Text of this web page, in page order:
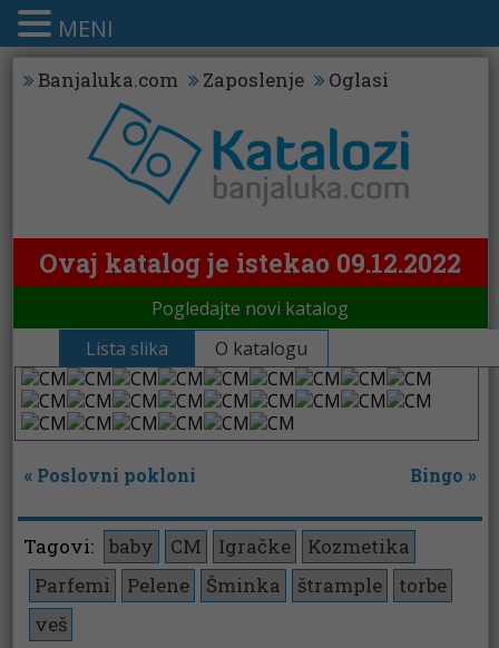
Banjaluka.com Zaposlenje Oglasi
Ovaj katalog je istekao 09.12.2022
Pogledajte novi katalog
Lista slika
O katalogu
« Poslovni pokloni Bingo »
Tagovi: baby CM Igračke
Kozmetika
Parfemi
Pelene Šminka štrample
torbe
veš
MENI